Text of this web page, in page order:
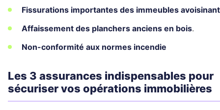
Fissurations importantes des immeubles
Affaissement des planchers anciens en bois.
Non-conformité aux normes incendie
Les 3 assurances indispensables pour
sécuriser vos opérations immobilières